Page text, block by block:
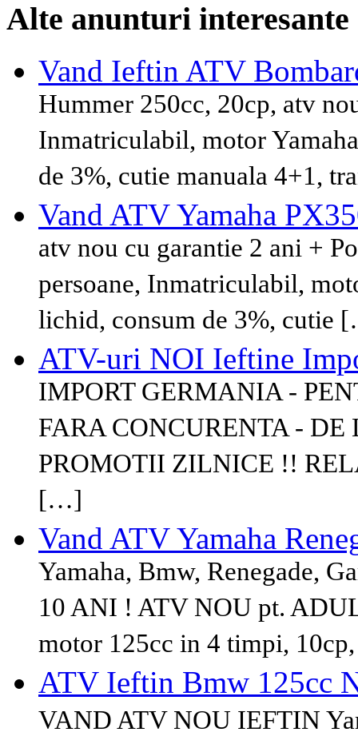
Alte anunturi interesante
Vand Ieftin ATV
Hummer 250cc, 20cp, atv
Inmatriculabil, motor
de 3%, cutie manuala 4+1,
Vand ATV Yamaha
atv nou cu garantie 2 ani +
persoane, Inmatriculabil,
lichid, consum de 3%, cutie
ATV-uri NOI Ieftine
IMPORT GERMANIA -
FARA CONCURENTA -
PROMOTII ZILNICE !!
[…]
Vand ATV Yamaha
Yamaha, Bmw, Renegade,
10 ANI ! ATV NOU pt.
motor 125cc in 4 timpi,
ATV Ieftin Bmw 125cc
VAND ATV NOU IEFTIN